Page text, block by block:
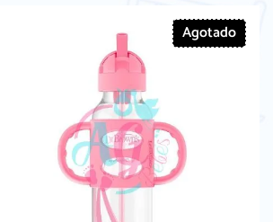
Agotado